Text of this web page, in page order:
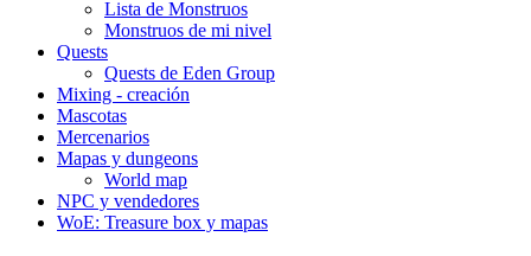
Lista de Monstruos
Monstruos de mi nivel
Quests
Quests de Eden Group
Mixing - creación
Mascotas
Mercenarios
Mapas y dungeons
World map
NPC y vendedores
WoE: Treasure box y mapas